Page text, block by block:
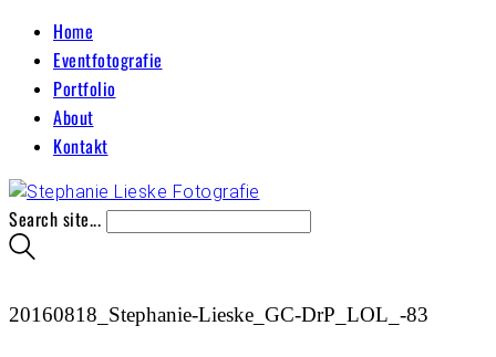
Home
Eventfotografie
Portfolio
About
Kontakt
Search site...
20160818_Stephanie-Lieske_GC-DrP_LOL_-83